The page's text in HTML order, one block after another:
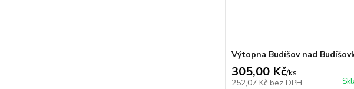
Výtopna Budíšov nad
305,00 Kč/ks
252,07 Kč bez DPH